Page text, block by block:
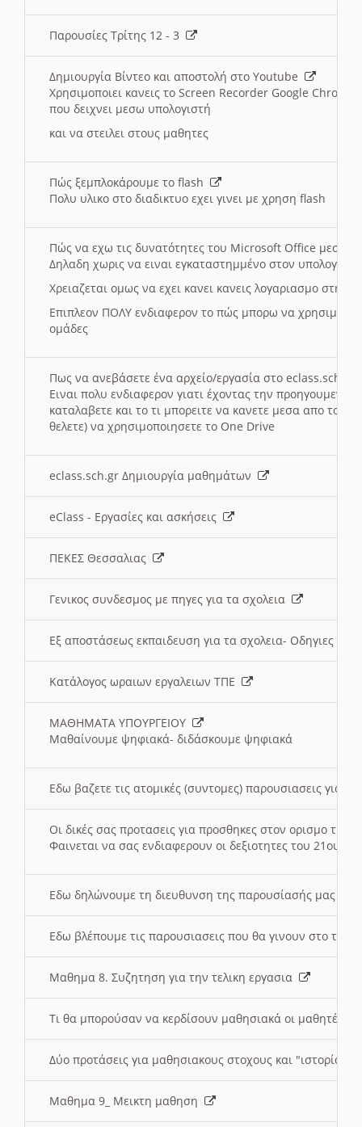
Παρουσίες Τρίτης 12 - 3
Δημιουργία Βίντεο και αποστολή στο Youtube
Χρησιμοποιει κανεις το Screen Recorder Google Chrome
που δειχνει μεσω υπολογιστή
και να στειλει στους μαθητες
Πώς ξεμπλοκάρουμε το flash
Πολυ υλικο στο διαδικτυο εχει γινει με χρηση flash
Πώς να εχω τις δυνατότητες του Microsoft Office μεσω
Δηλαδη χωρις να ειναι εγκαταστημμένο στον
Χρειαζεται ομως να εχει κανει κανεις λογαριασμο στη
Επιπλεον ΠΟΛΥ ενδιαφερον το πώς μπορω να
ομάδες
Πως να ανεβάσετε ένα αρχείο/εργασία στο eclass.sch.gr
Ειναι πολυ ενδιαφερον γιατι έχοντας την
καταλαβετε και το τι μπορειτε να κανετε μεσα απο το
θελετε) να χρησιμοποιησετε το One Drive
eclass.sch.gr Δημιουργία μαθημάτων
eClass - Εργασίες και ασκήσεις
ΠΕΚΕΣ Θεσσαλιας
Γενικος συνδεσμος με πηγες για τα σχολεια
Εξ αποστάσεως εκπαιδευση για τα σχολεια- Οδηγιες
Κατάλογος ωραιων εργαλειων ΤΠΕ
ΜΑΘΗΜΑΤΑ ΥΠΟΥΡΓΕΙΟΥ
Μαθαίνουμε ψηφιακά- διδάσκουμε ψηφιακά
Εδω βαζετε τις ατομικές (συντομες) παρουσιασεις για
Οι δικές σας προτασεις για προσθηκες στον ορισμο
Φαινεται να σας ενδιαφερουν οι δεξιοτητες του 21ου
Εδω δηλώνουμε τη διευθυνση της παρουσίασής μας
Εδω βλέπουμε τις παρουσιασεις που θα γινουν στο
Μαθημα 8. Συζητηση για την τελικη εργασια
Τι θα μπορούσαν να κερδίσουν μαθησιακά οι μαθητές/
Δύο προτάσεις για μαθησιακους στοχους και "ιστορία"
Μαθημα 9_ Μεικτη μαθηση